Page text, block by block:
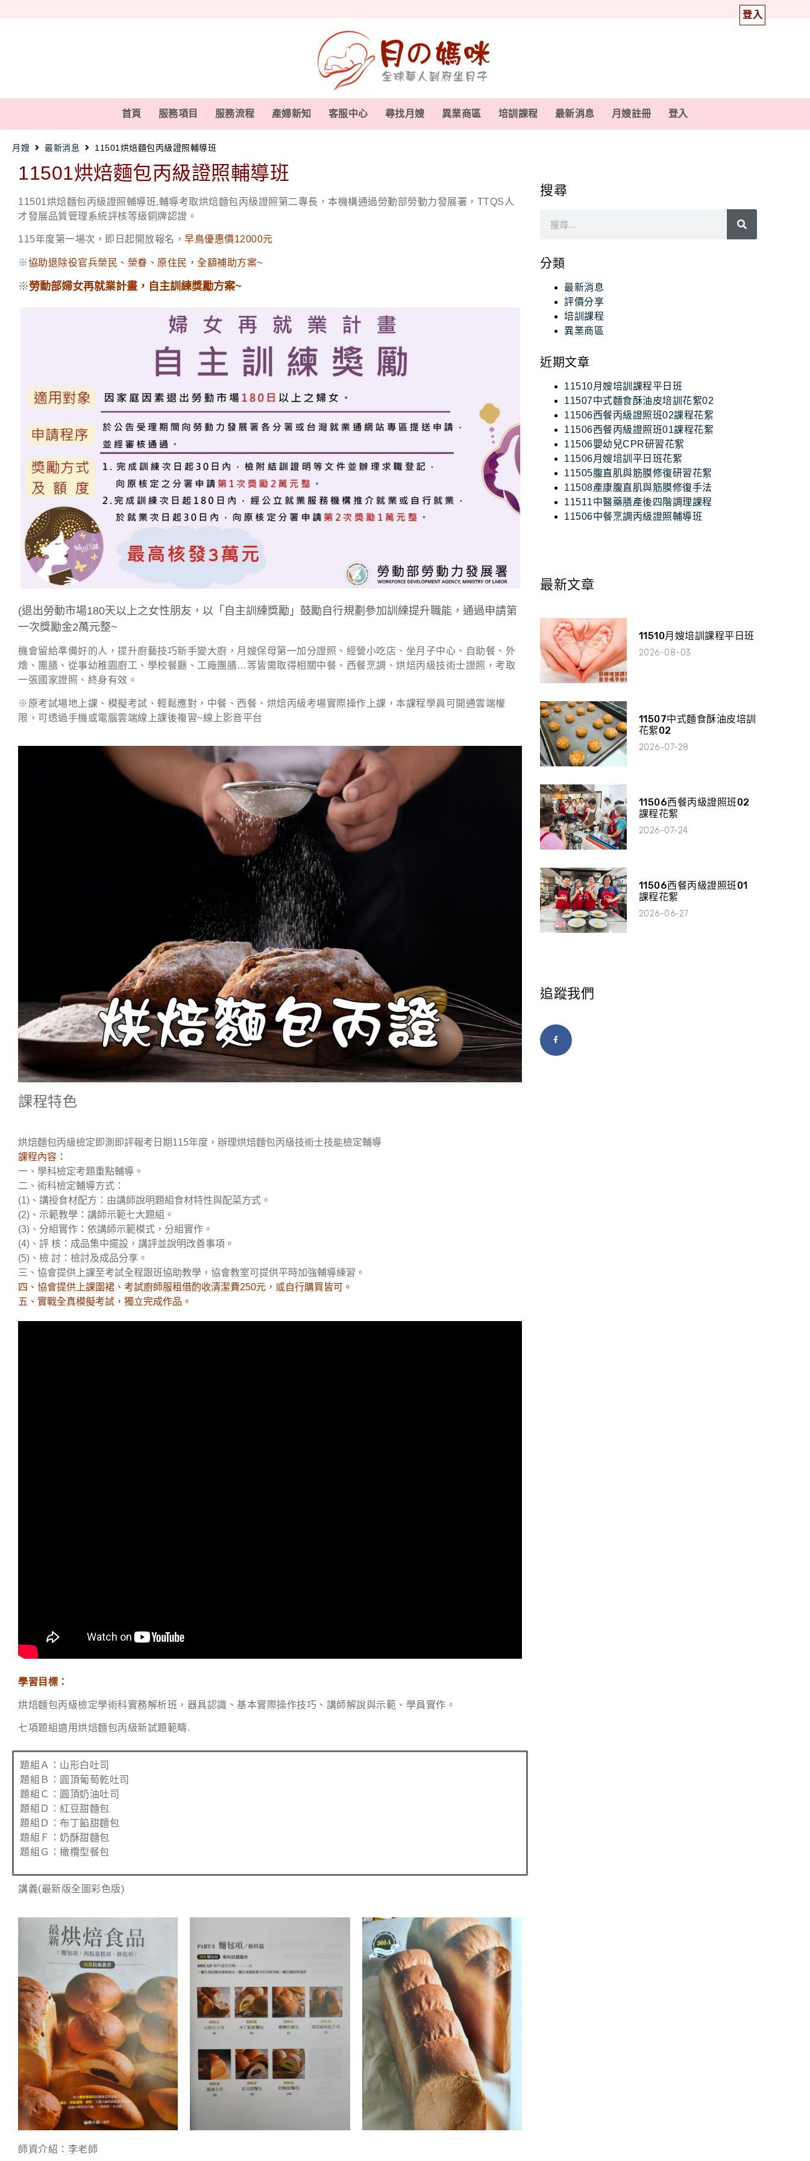
登入
首頁 服務項目 服務流程 產婦新知 客服中心 尋找月嫂 異業商區 培訓課程 最新消息 月嫂註冊 登入
月嫂 最新消息 11501烘焙麵包丙級證照輔導班
11501烘焙麵包丙級證照輔導班
11501烘焙麵包丙級證照輔導班,輔導考取烘焙麵包丙級證照第二專長，本機構通過勞動部勞動力發展署，TTQS人
才發展品質管理系統評核等級銅牌認證。
115年度第一場次，即日起開放報名， 早鳥優惠價12000元
※協助退除役官兵榮民、榮眷、原住民，全額補助方案~
※勞動部婦女再就業計畫，自主訓練獎勵方案~
(退出勞動市場180天以上之女性朋友，以「自主訓練獎勵」鼓勵自行規劃參加訓練提升職能，通過申請第
一次獎勵金2萬元整~
機會留給準備好的人，提升廚藝技巧新手變大廚，月嫂保母第一加分證照、經營小吃店、坐月子中心、自助餐、外
燴、團膳、從事幼稚園廚工、學校餐廳、工廠團膳…等皆需取得相關中餐、西餐烹調、烘焙丙級技術士證照，考取
一張國家證照、終身有效。
※原考試場地上課、模擬考試、輕鬆應對，中餐、西餐、烘焙丙級考場實際操作上課，本課程學員可開通雲端權
限，可透過手機或電腦雲端線上課後複習~線上影音平台
課程特色
烘焙麵包丙級檢定即測即評報考日期115年度，辦理烘焙麵包丙級技術士技能檢定輔導
課程內容：
一、學科檢定考題重點輔導。
二、術科檢定輔導方式：
(1)、講授食材配方：由講師說明題組食材特性與配菜方式。
(2)、示範教學：講師示範七大題組。
(3)、分組實作：依講師示範模式，分組實作。
(4)、評 核：成品集中擺設，講評並說明改善事項。
(5)、檢 討：檢討及成品分享。
三、協會提供上課至考試全程跟班協助教學，協會教室可提供平時加強輔導練習。
四、協會提供上課圍裙、考試廚師服租借酌收清潔費250元，或自行購買皆可。
五、實戰全真模擬考試，獨立完成作品。
學習目標：
烘焙麵包丙級檢定學術科實務解析班，器具認識、基本實際操作技巧、講師解說與示範、學員實作。
七項題組適用烘焙麵包丙級新試題範疇.
題組Ａ：山形白吐司
題組Ｂ：圓頂葡萄乾吐司
題組Ｃ：圓頂奶油吐司
題組Ｄ：紅豆甜麵包
題組Ｄ：布丁餡甜麵包
題組Ｆ：奶酥甜麵包
題組Ｇ：橄欖型餐包
講義(最新版全圖彩色版)
師資介紹：李老師
搜尋
分類
最新消息
評價分享
培訓課程
異業商區
近期文章
11510月嫂培訓課程平日班
11507中式麵食酥油皮培訓花絮02
11506西餐丙級證照班02課程花絮
11506西餐丙級證照班01課程花絮
11506嬰幼兒CPR研習花絮
11506月嫂培訓平日班花絮
11505腹直肌與筋膜修復研習花絮
11508產康腹直肌與筋膜修復手法
11511中醫藥膳產後四階調理課程
11506中餐烹調丙級證照輔導班
最新文章
11510月嫂培訓課程平日班
2026-08-03
11507中式麵食酥油皮培訓
花絮02
2026-07-28
11506西餐丙級證照班02
課程花絮
2026-07-24
11506西餐丙級證照班01
課程花絮
2026-06-27
追蹤我們